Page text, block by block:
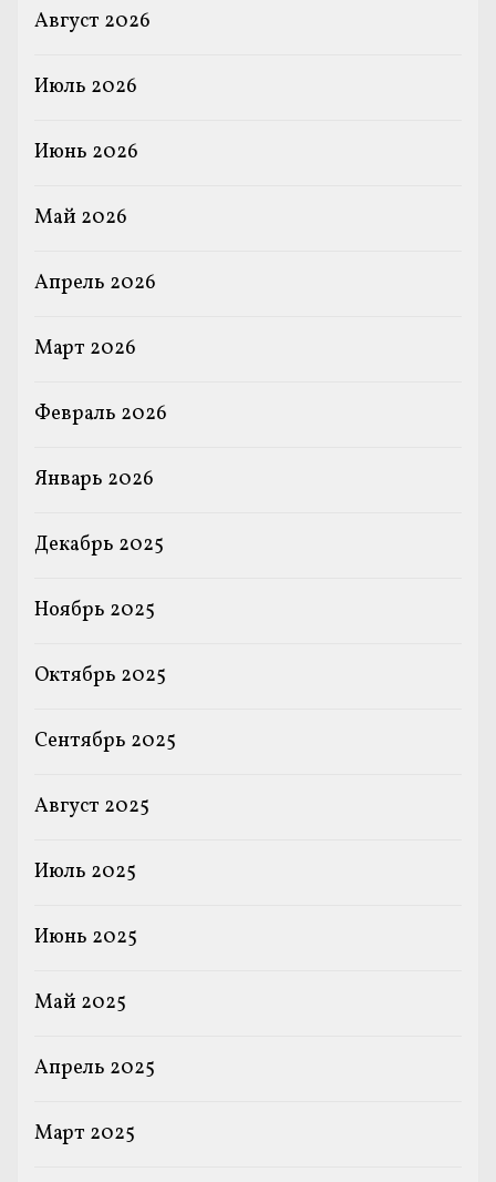
Август 2026
Июль 2026
Июнь 2026
Май 2026
Апрель 2026
Март 2026
Февраль 2026
Январь 2026
Декабрь 2025
Ноябрь 2025
Октябрь 2025
Сентябрь 2025
Август 2025
Июль 2025
Июнь 2025
Май 2025
Апрель 2025
Март 2025